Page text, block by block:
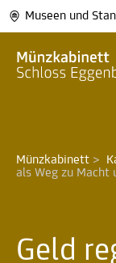
Museen und
Münzkabinett >
als Weg zu Macht
Geld